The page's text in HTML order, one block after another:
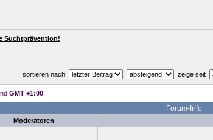
Suchtprävention!
sortieren nach zeige seit
GMT +1:00
Forum-Info
Moderatoren